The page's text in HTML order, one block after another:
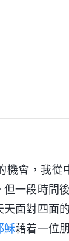
機會，我
但一段時間
天面對四面
穌藉着一位